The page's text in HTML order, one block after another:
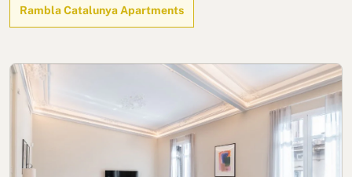
Luxury Brand
Sobre nosotros
Inversores
FAQs
Rambla Catalunya Apartments